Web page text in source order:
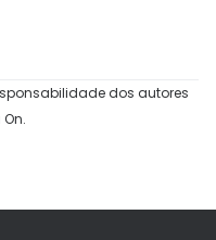
dos autores